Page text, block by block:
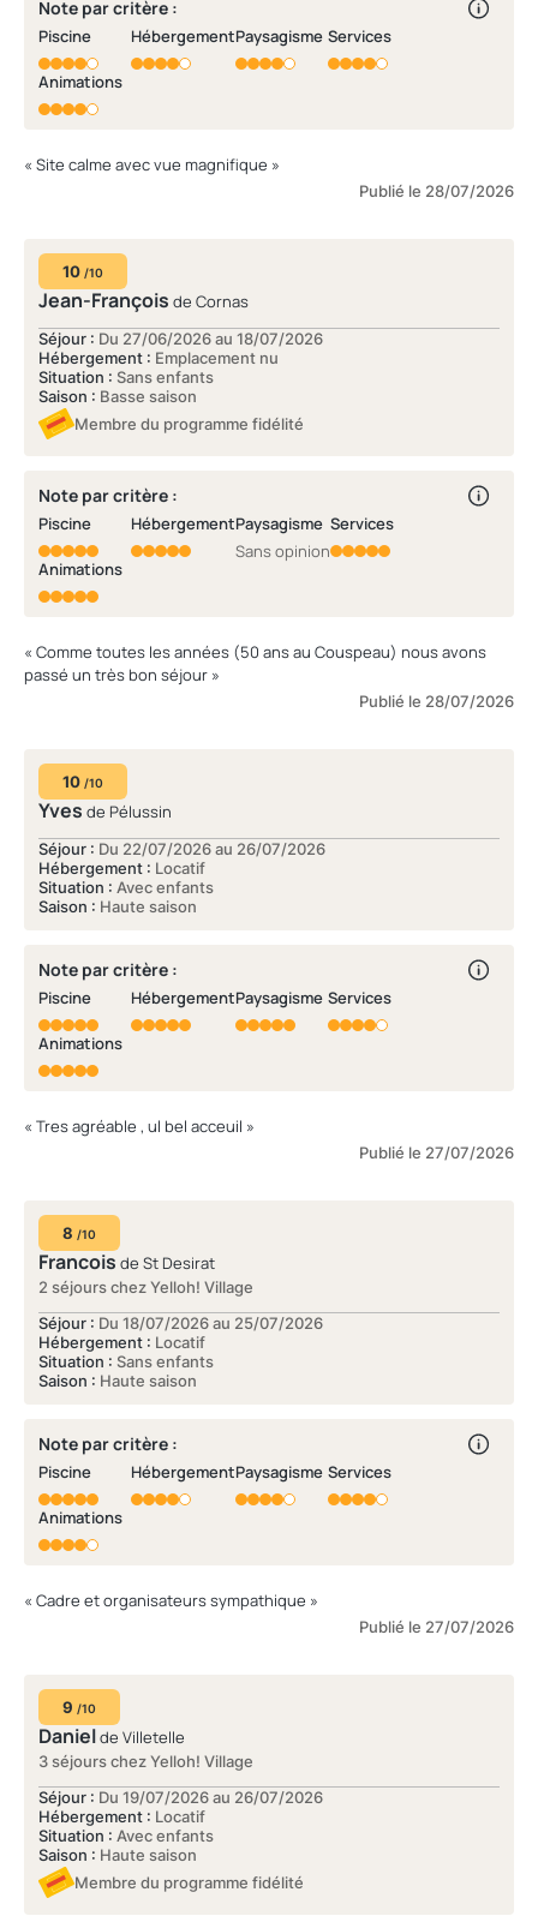
Note par critère :
Piscine Hébergement Paysagisme Services
Animations
« Site calme avec vue magnifique »
Publié le 28/07/2026
10 /10
Jean-François de Cornas
Séjour : Du 27/06/2026 au 18/07/2026
Hébergement : Emplacement nu
Situation : Sans enfants
Saison : Basse saison
Membre du programme fidélité
Note par critère :
Piscine Hébergement Paysagisme
Sans opinion
Services
Animations
« Comme toutes les années (50 ans au Couspeau) nous avons
passé un très bon séjour »
Publié le 28/07/2026
10 /10
Yves de Pélussin
Séjour : Du 22/07/2026 au 26/07/2026
Hébergement : Locatif
Situation : Avec enfants
Saison : Haute saison
Note par critère :
Piscine Hébergement Paysagisme Services
Animations
« Tres agréable , ul bel acceuil »
Publié le 27/07/2026
8 /10
Francois de St Desirat
2 séjours chez Yelloh! Village
Séjour : Du 18/07/2026 au 25/07/2026
Hébergement : Locatif
Situation : Sans enfants
Saison : Haute saison
Note par critère :
Piscine Hébergement Paysagisme Services
Animations
« Cadre et organisateurs sympathique »
Publié le 27/07/2026
9 /10
Danielde Villetelle
3 séjours chez Yelloh! Village
Séjour : Du 19/07/2026 au 26/07/2026
Hébergement : Locatif
Situation : Avec enfants
Saison : Haute saison
Membre du programme fidélité